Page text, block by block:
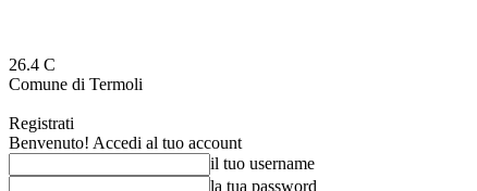
26.4 C
Comune di Termoli
Registrati
Benvenuto! Accedi al tuo account
il tuo username
la tua password